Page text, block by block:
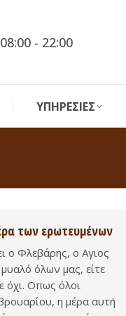
- 22:00
ΥΠΗΡΕΣΙΕΣ
των ερωτευμένων
ο Φλεβάρης, ο Αγιος
όλων μας, είτε
όχι. Οπως όλοι
η μέρα αυτή